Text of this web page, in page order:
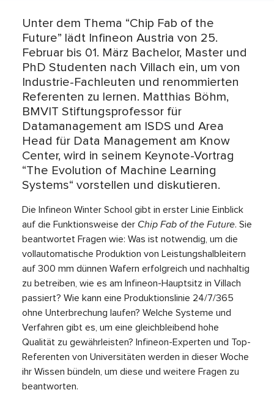
Unter dem Thema “Chip Fab of the
Future” lädt Infineon Austria von 25.
Februar bis 01. März Bachelor, Master und
PhD Studenten nach Villach ein, um von
Industrie-Fachleuten und renommierten
Referenten zu lernen. Matthias Böhm,
BMVIT Stiftungsprofessor für
Datamanagement am ISDS und Area
Head für Data Management am Know
Center, wird in seinem Keynote-Vortrag
“The Evolution of Machine Learning
Systems“ vorstellen und diskutieren.
Die Infineon Winter School gibt in erster Linie Einblick
auf die Funktionsweise der Chip Fab of the Future. Sie
beantwortet Fragen wie: Was ist notwendig, um die
vollautomatische Produktion von Leistungshalbleitern
auf 300 mm dünnen Wafern erfolgreich und nachhaltig
zu betreiben, wie es am Infineon-Hauptsitz in Villach
passiert? Wie kann eine Produktionslinie 24/7/365
ohne Unterbrechung laufen? Welche Systeme und
Verfahren gibt es, um eine gleichbleibend hohe
Qualität zu gewährleisten? Infineon-Experten und Top-
Referenten von Universitäten werden in dieser Woche
ihr Wissen bündeln, um diese und weitere Fragen zu
beantworten.